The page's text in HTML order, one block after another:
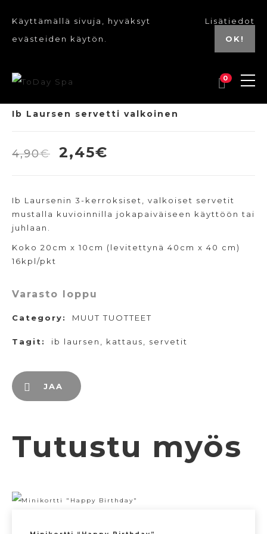
Käyttämällä sivuja, hyväksyt
evästeiden käytön.
Lisätiedot
OK!
0
Ib Laursen servetti valkoinen
4,90€
Alkuperäinen
4,90€.
2,45€
2,45€.
Ib Laursenin 3-kerroksiset, valkoiset servetit
mustalla kuvioinnilla jokapaiväiseen käyttöön tai
juhlaan.
Koko 20cm x 10cm (levitettynä 40cm x 40 cm)
16kpl/pkt
Varasto loppu
Category: MUUT TUOTTEET
Tagit: ib laursen kattaus servetit
JAA
Tutustu myös